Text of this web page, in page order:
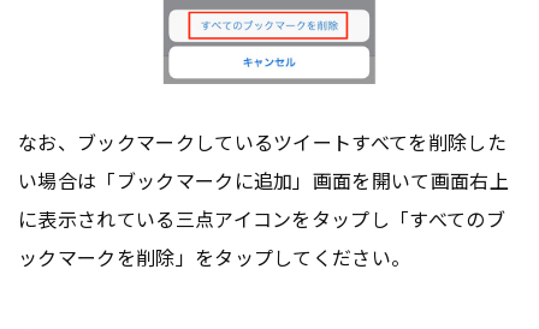
なお、ブックマークしているツイートすべてを削除した
い場合は「ブックマークに追加」画面を開いて画面右上
に表示されている三点アイコンをタップし「すべてのブ
ックマークを削除」をタップしてください。